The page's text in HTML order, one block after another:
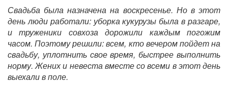
Свадьба была назначена на воскресенье. Но в этот
день люди работали: уборка кукурузы была в разгаре,
и труженики совхоза дорожили каждым погожим
часом. Поэтому решили: всем, кто вечером пойдет на
свадьбу, уплотнить свое время, быстрее выполнить
норму. Жених и невеста вместе со всеми в этот день
выехали в поле.